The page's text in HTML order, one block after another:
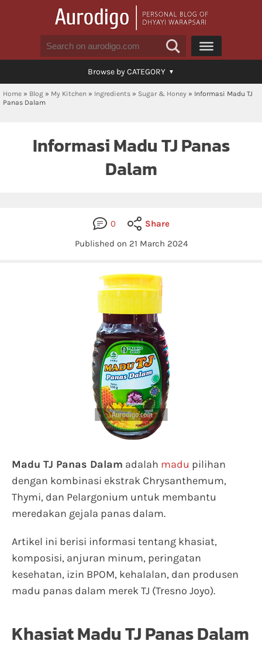
Browse by CATEGORY
Home » Blog » My Kitchen » Ingredients » Sugar & Honey » Informasi Madu TJ
Panas Dalam
Informasi Madu TJ Panas
Dalam
0
Share
Published on 21 March 2024
Madu TJ Panas Dalam adalah madu pilihan
dengan kombinasi ekstrak Chrysanthemum,
Thymi, dan Pelargonium untuk membantu
meredakan gejala panas dalam.
Artikel ini berisi informasi tentang khasiat,
komposisi, anjuran minum, peringatan
kesehatan, izin BPOM, kehalalan, dan produsen
madu panas dalam merek TJ (Tresno Joyo).
Khasiat Madu TJ Panas Dalam